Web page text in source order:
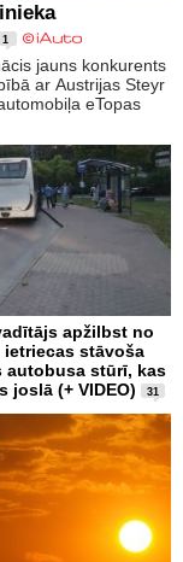
1
jauns konkurents
ar Austrijas Steyr
eTopas
apžilbst no
ietriecas stāvoša
autobusa stūrī, kas
joslā (+ VIDEO)
31